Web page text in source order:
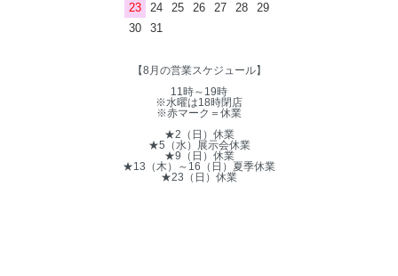
23
24 25 26 27 28
29
30
31
【8月の営業スケジュール】
11時～19時
※水曜は18時閉店
※赤マーク＝休業
★2（日）休業
★5（水）展示会休業
★9（日）休業
★13（木）～16（日）夏季休業
★23（日）休業